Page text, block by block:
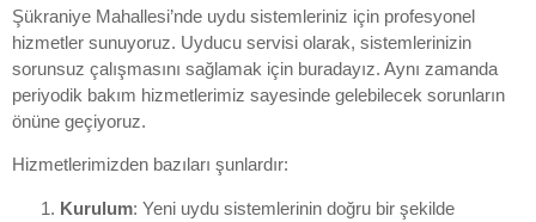
Şükraniye Mahallesi’nde uydu sistemleriniz için profesyonel
hizmetler sunuyoruz. Uyducu servisi olarak, sistemlerinizin
sorunsuz çalışmasını sağlamak için buradayız. Aynı zamanda
periyodik bakım hizmetlerimiz sayesinde gelebilecek sorunların
önüne geçiyoruz.
Hizmetlerimizden bazıları şunlardır:
Kurulum: Yeni uydu sistemlerinin doğru bir şekilde